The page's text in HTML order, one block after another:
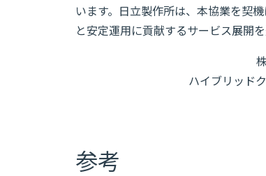
います。日立製作所は、本協業を契
と安定運用に貢献するサービス展開を
ハイブリッド
参考